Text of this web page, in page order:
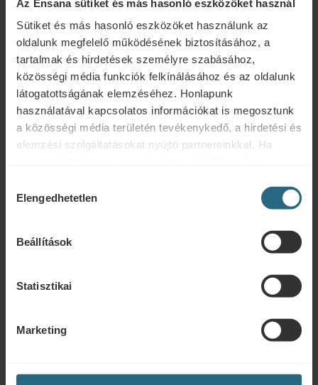
Az Ensana sütiket és más hasonló eszközöket használ
Sütiket és más hasonló eszközöket használunk az
oldalunk megfelelő működésének biztosításához, a
tartalmak és hirdetések személyre szabásához,
közösségi média funkciók felkínálásához és az oldalunk
látogatottságának elemzéséhez. Honlapunk
használatával kapcsolatos információkat is megosztunk
a közösségi média területén tevékenykedő, a hirdetési és
elemzési szolgáltatásokat nyújtó partnereinkkel. Ha
eszközöket, kérjük, folytassa a "Részletek" gombra
kattintva.
kiválasztása
Elengedhetetlen
Beállítások
Statisztikai
Marketing
Varrókészlet
Cipőtisztító készlet
Vasalódeszka
Hajszárító
INGYENES SZOLGÁLTATÁSOK
Ébresztő szolgáltatás
Mosodai szolgáltatás